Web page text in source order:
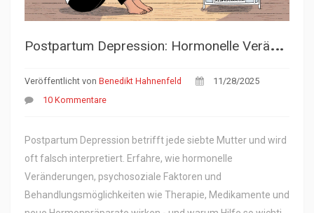
P
ostpartum Depression: Hormonelle Veränderungen und Behandlungsmöglichkeiten
Veröffentlicht von Benedikt Hahnenfeld
11/28/2025
10 Kommentare
Postpartum Depression betrifft jede siebte Mutter und wird
oft falsch interpretiert. Erfahre, wie hormonelle
Veränderungen, psychosoziale Faktoren und
Behandlungsmöglichkeiten wie Therapie, Medikamente und